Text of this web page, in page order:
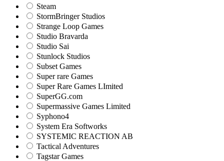
Steam
StormBringer Studios
Strange Loop Games
Studio Bravarda
Studio Sai
Stunlock Studios
Subset Games
Super rare Games
Super Rare Games LImited
SuperGG.com
Supermassive Games Limited
Syphono4
System Era Softworks
SYSTEMIC REACTION AB
Tactical Adventures
Tagstar Games